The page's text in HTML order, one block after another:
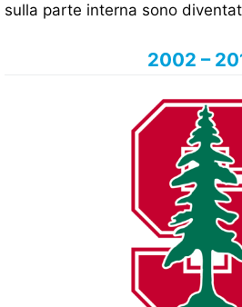
sulla parte interna sono
2002 –